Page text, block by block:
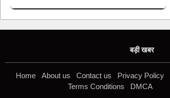
बड़ी खबर
Home About us Contact us Privacy Policy
Terms Conditions
DMCA